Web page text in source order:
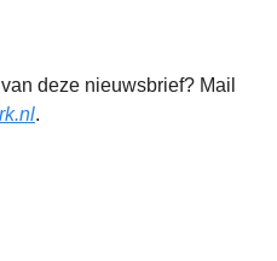
deze nieuwsbrief? Mail
.